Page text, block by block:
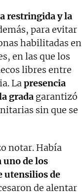
restringida y la
para evitar
habilitadas en
en las que los
libres entre
Lapresencia
grada garantizó
sin que se
notar. Había
uno de los
utensilios de
de alentar